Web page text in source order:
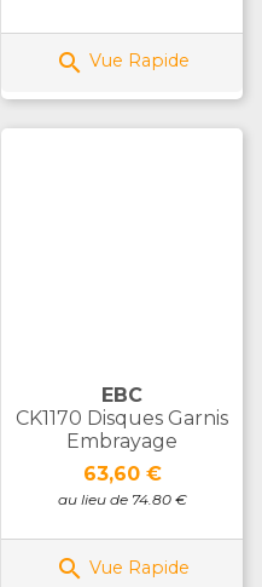
 Vue Rapide
EBC
CK1170 Disques Garnis
Embrayage
Prix
63,60 €
au lieu de 74.80 €
 Vue Rapide